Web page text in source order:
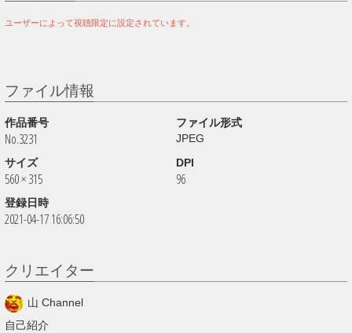
ユーザーによって視聴限定に設定されています。
ファイル情報
作品番号
No.3231
ファイル形式
JPEG
サイズ
560 × 315
DPI
96
登録日時
2021-04-17 16:06:50
クリエイター
山 Channel
自己紹介